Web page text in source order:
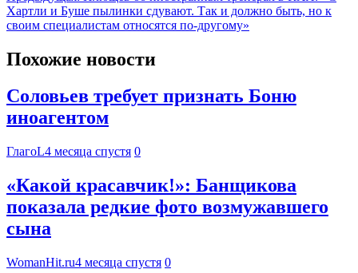
Хартли и Буше пылинки сдувают. Так и должно быть, но к
своим специалистам относятся по-другому»
Похожие новости
Соловьев требует признать Боню
иноагентом
ГлагоL4 месяца спустя 0
«Какой красавчик!»: Банщикова
показала редкие фото возмужавшего
сына
WomanHit.ru4 месяца спустя 0